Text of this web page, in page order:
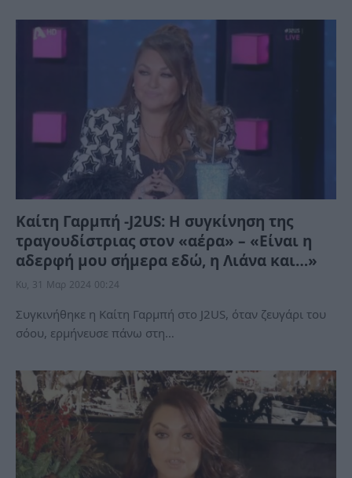
Καίτη Γαρμπή -J2US: Η συγκίνηση της
τραγουδίστριας στον «αέρα» – «Είναι η
αδερφή μου σήμερα εδώ, η Λιάνα και…»
Κυ, 31 Μαρ 2024 00:24
Συγκινήθηκε η Καίτη Γαρμπή στο J2US, όταν ζευγάρι του
σόου, ερμήνευσε πάνω στη…